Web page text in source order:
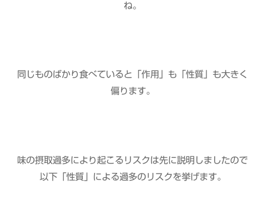
ね。
同じものばかり食べていると「作用」も「性質」も大きく
偏ります。
味の摂取過多により起こるリスクは先に説明しましたので
以下「性質」による過多のリスクを挙げます。